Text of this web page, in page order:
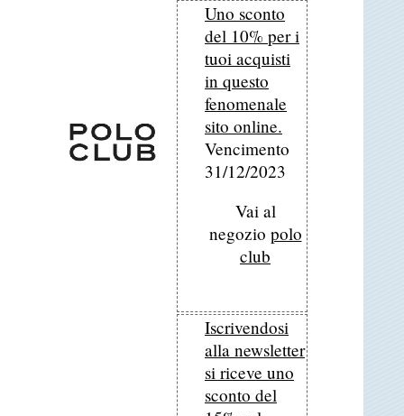
Uno sconto
del 10% per i
tuoi acquisti
in questo
fenomenale
sito online.
Vencimento
31/12/2023
Vai al
negozio polo
club
Iscrivendosi
alla newsletter
si riceve uno
sconto del